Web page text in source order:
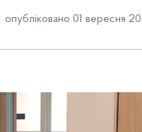
опубліковано 01 вересня